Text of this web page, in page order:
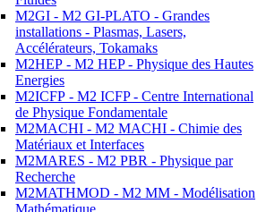
M2GI - M2 GI-PLATO - Grandes
installations - Plasmas, Lasers,
Accélérateurs, Tokamaks
M2HEP - M2 HEP - Physique des Hautes
Energies
M2ICFP - M2 ICFP - Centre International
de Physique Fondamentale
M2MACHI - M2 MACHI - Chimie des
Matériaux et Interfaces
M2MARES - M2 PBR - Physique par
Recherche
M2MATHMOD - M2 MM - Modélisation
Mathématique